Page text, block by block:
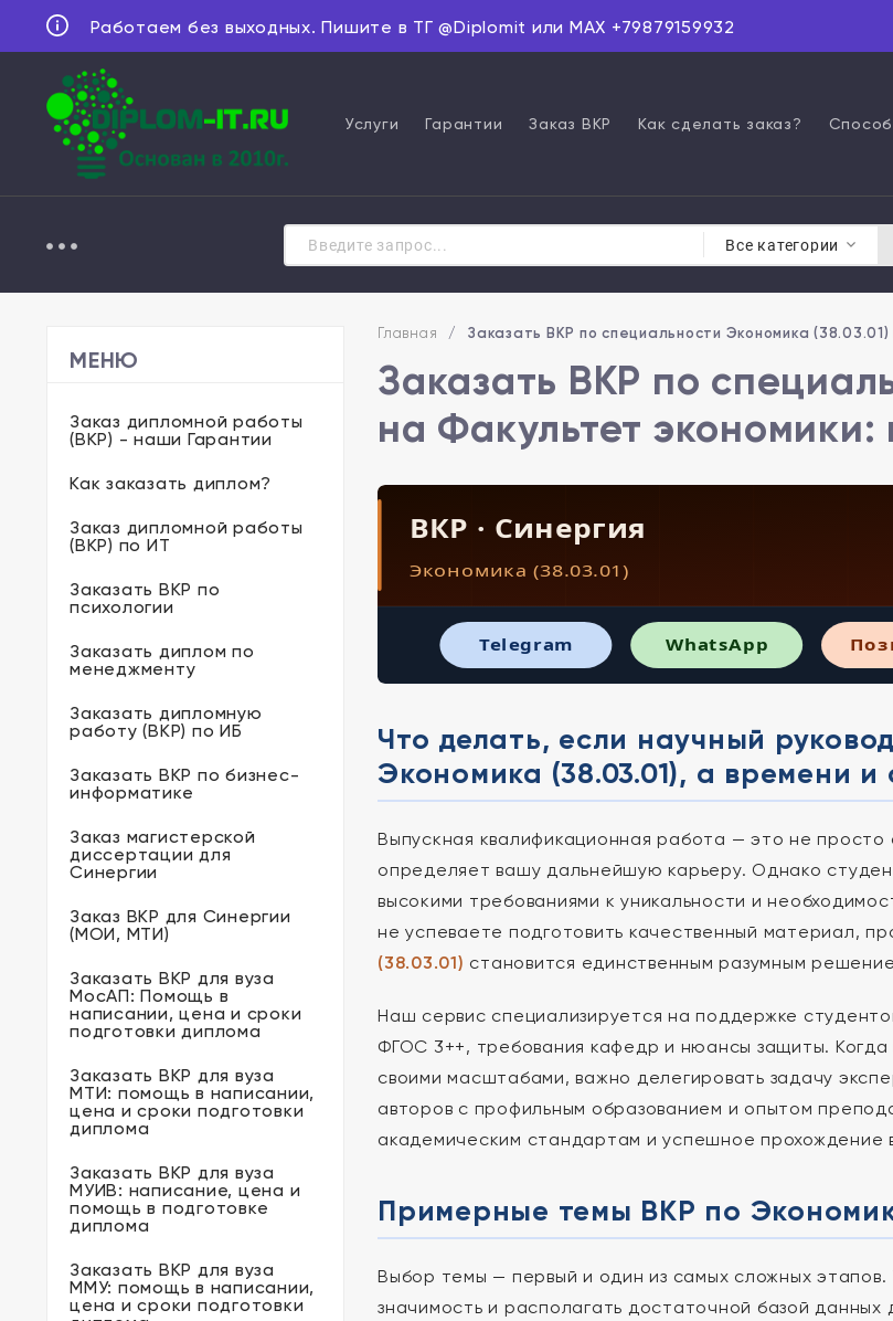
Работаем без выходных. Пишите в ТГ @Diplomit или MAX +79879159932
Услуги Гарантии Заказ ВКР Как сделать заказ?
Все категории
МЕНЮ
Заказ дипломной работы
(ВКР) - наши Гарантии
Как заказать диплом?
Заказ дипломной работы
(ВКР) по ИТ
Заказать ВКР по
психологии
Заказать диплом по
менеджменту
Заказать дипломную
работу (ВКР) по ИБ
Заказать ВКР по бизнес-
информатике
Заказ магистерской
диссертации для
Синергии
Заказ ВКР для Синергии
(МОИ, МТИ)
Заказать ВКР для вуза
МосАП: Помощь в
написании, цена и сроки
подготовки диплома
Заказать ВКР для вуза
МТИ: помощь в написании,
цена и сроки подготовки
диплома
Заказать ВКР для вуза
МУИВ: написание, цена и
помощь в подготовке
диплома
Заказать ВКР для вуза
ММУ: помощь в написании,
цена и сроки подготовки
Главная / Заказать ВКР по специальности Экономика
Заказать ВКР по
на Факультет
ВКР · Синергия
Экономика (38.03.01)
Telegram WhatsApp
Что делать, если научный
Экономика (38.03.01), а времени и
Выпускная квалификационная работа — это не
определяет вашу дальнейшую карьеру. Однако
высокими требованиями к уникальности и
не успеваете подготовить качественный материал,
(38.03.01) становится единственным разумным
Наш сервис специализируется на поддержке
ФГОС 3++, требования кафедр и нюансы защиты.
своими масштабами, важно делегировать задачу
авторов с профильным образованием и опытом
академическим стандартам и успешное прохождение
Примерные темы ВКР по
Выбор темы — первый и один из самых сложных
значимость и располагать достаточной базой